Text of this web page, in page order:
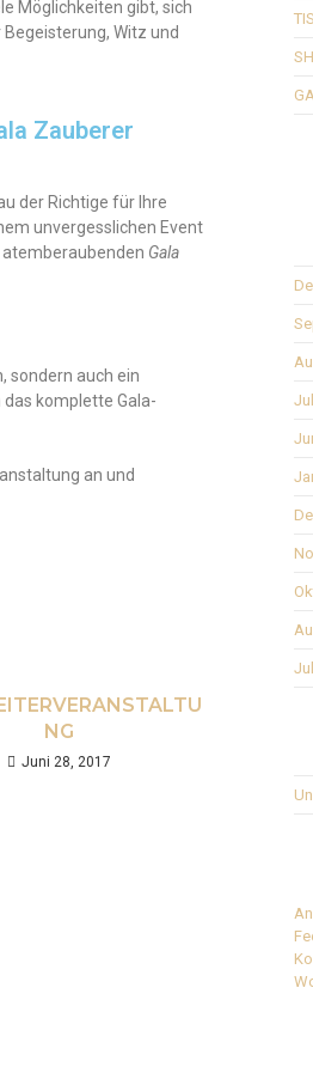
Möglichkeiten gibt, sich
Witz und
Zauberer
der Richtige für Ihre
unvergesslichen Event
atemberaubenden Gala
sondern auch ein
komplette Gala-
an und
NG
Juni 28, 2017